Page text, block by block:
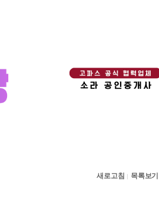
새로고침 | 목록보기